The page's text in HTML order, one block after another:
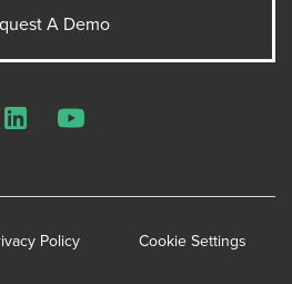
A Demo
Policy Cookie Settings
LinkedInYouTube